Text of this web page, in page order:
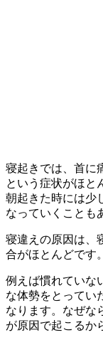
寝起きでは、首に
という症状がほと
朝起きた時には少
なっていくことも
寝違えの原因は、
合がほとんどです。
例えば慣れていな
な体勢をとってい
なります。なぜな
が原因で起こるか